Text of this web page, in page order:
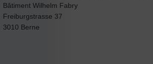
Bâtiment Wilhelm Fabry
Freiburgstrasse 37
3010 Berne